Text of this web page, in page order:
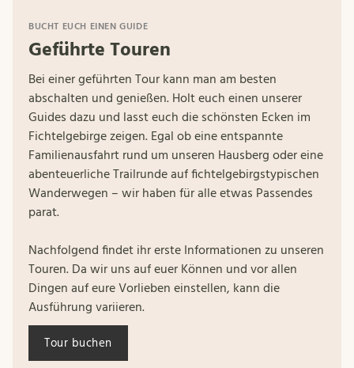
BUCHT EUCH EINEN GUIDE
Geführte Touren
Bei einer geführten Tour kann man am besten
abschalten und genießen. Holt euch einen unserer
Guides dazu und lasst euch die schönsten Ecken im
Fichtelgebirge zeigen. Egal ob eine entspannte
Familienausfahrt rund um unseren Hausberg oder eine
abenteuerliche Trailrunde auf fichtelgebirgstypischen
Wanderwegen – wir haben für alle etwas Passendes
parat.
Nachfolgend findet ihr erste Informationen zu unseren
Touren. Da wir uns auf euer Können und vor allen
Dingen auf eure Vorlieben einstellen, kann die
Ausführung variieren.
Tour buchen